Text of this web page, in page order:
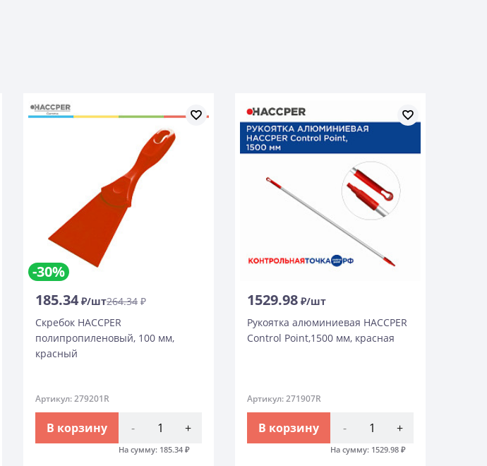
-30%
185.34 ₽/шт264.34 ₽
Скребок HACCPER
полипропиленовый, 100 мм,
красный
Артикул: 279201R
В корзину - +
На сумму: 185.34 ₽
1529.98 ₽/шт
Рукоятка алюминиевая HACCPER
Control Point,1500 мм, красная
Артикул: 271907R
В корзину - +
На сумму: 1529.98 ₽